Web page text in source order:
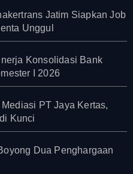
Jatim Siapkan Job
Unggul
Konsolidasi Bank
I 2026
PT Jaya Kertas,
Kunci
Dua Penghargaan